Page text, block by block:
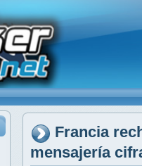
Francia
mensajería